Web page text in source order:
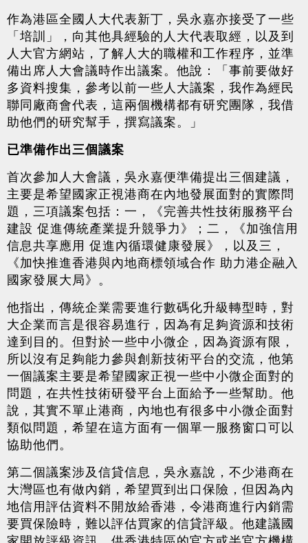
作為港區全國人大代表新丁，吳永嘉亦接受了一些
「培訓」，向其他具經驗的人大代表取經，以及到
人大官方網站，了解人大的職權和工作程序，並準
備出席人大會議時作出議案。他說：「事前要做好
多資料搜集，參考以前一些人大議案，我作為經民
聯同廠商會代表，這兩個機構都有研究團隊，我借
助他們的研究幫手，撰寫議案。」
已準備作出三個議案
首次參加人大會議，吳永嘉便準備提出三個建議，
主要是希望國家正視港商在內地發展面對的實際問
題，三項議案包括：一，《完善共性技術服務平台
建設 促進傳統產業提升競爭力》；二，《加強信用
信息共享應用 促進內循環健康發展》，以及三，
《加快推進香港與內地商標領域合作 助力港企融入
國家發展大局》。
他指出，傳統企業需要進行數碼化升級轉型時，對
大企業而言是很容易進行，因為有足夠資源和技術
達到目的。但對於一些中小微企，因為資源有限，
所以沒有足夠能力參與創新技術平台的交流，他第
一個議案主要是希望國家正視一些中小微企面對的
問題，在共性技術研發平台上面給予一些幫助。他
說，其實不單止港商，內地也有很多中小微企面對
類似問題，希望在這方面有一個單一服務窗口可以
協助他們。
第二個議案涉及信貸信息，吳永嘉說，不少港商在
大灣區也有做內銷，希望買到出口保險，但因為內
地信用評估資料不開放給香港，令港商進行內銷需
要買保險時，難以評估買家的信貸評級。他建議國